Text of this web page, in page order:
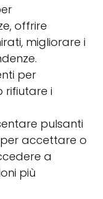
offrire
migliorare i
per
rifiutare i
pulsanti
accettare o
a
più